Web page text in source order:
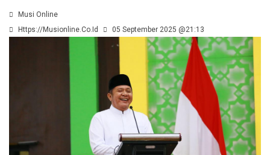
Musi Online
Https://musionline.co.id
05 September 2025 @21:13